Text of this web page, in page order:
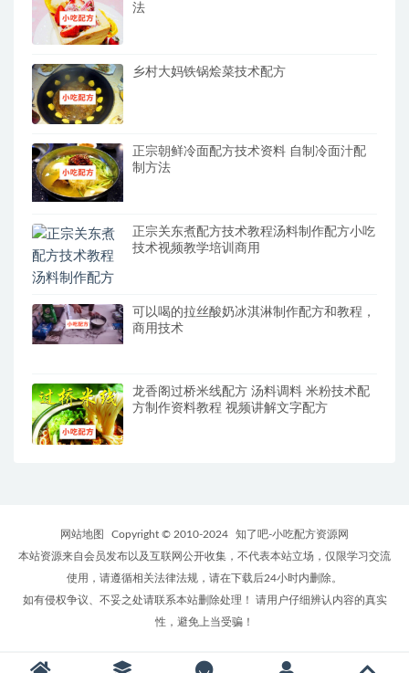
法
乡村大妈铁锅烩菜技术配方
正宗朝鲜冷面配方技术资料 自制冷面汁配
制方法
正宗关东煮配方技术教程汤料制作配方小吃
技术视频教学培训商用
可以喝的拉丝酸奶冰淇淋制作配方和教程，
商用技术
龙香阁过桥米线配方 汤料调料 米粉技术配
方制作资料教程 视频讲解文字配方
网站地图 Copyright © 2010-2024
知了吧-小吃配方资源网
本站资源来自会员发布以及互联网公开收集，不代表本站立场，仅限学习交流
使用，请遵循相关法律法规，请在下载后24小时内删除。
如有侵权争议、不妥之处请联系本站删除处理！ 请用户仔细辨认内容的真实
性，避免上当受骗！